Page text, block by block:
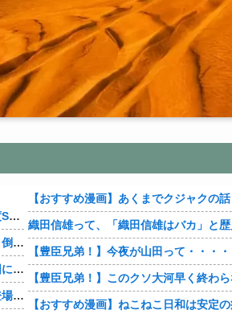
【速報】熊本地震を引き起こした『危険度Sランク断層』日本のド真ん中に10カ所もあると判明
【画像】「ビールと水を交互に飲まないと倒れるグラス」発売
【警告】株式投資、男性の自信喪失の原因に… 6割超が「人生の敗者」自認
【速報】露悪系アニメ、『この作品』の登場で最盛期を迎えてしまう…
【豊臣兄弟！】今夜が山田って・・・・